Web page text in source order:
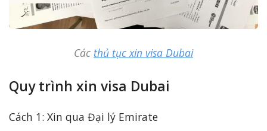
Các thủ tục xin visa Dubai
Quy trình xin visa Dubai
Cách 1: Xin qua Đại lý Emirate